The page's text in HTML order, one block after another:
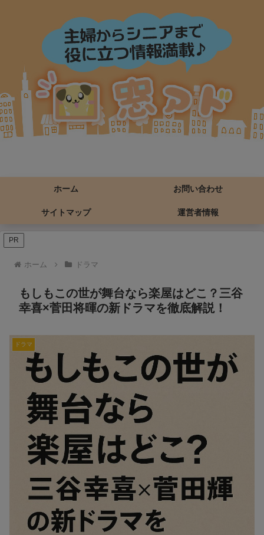
ホーム お問い合わせ
サイトマップ 運営者情報
PR
ホーム ドラマ
もしもこの世が舞台なら楽屋はどこ？三谷
幸喜×菅田将暉の新ドラマを徹底解説！
ドラマ